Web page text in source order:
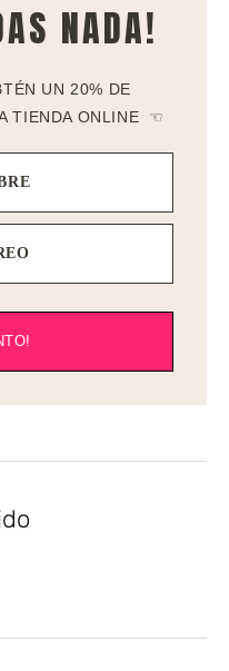
NADA!
UN 20% DE
TIENDA ONLINE ☜